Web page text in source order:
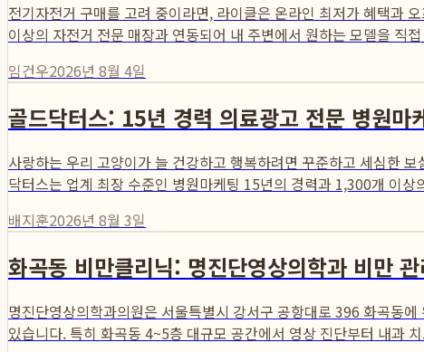
전기자전거 구매를 고려 중이라면, 라이클은 온라인 최저가 혜택과
이상의 자전거 전문 매장과 연동되어 내 주변에서 원하는 모델을 직
임건우2026년 8월 4일
골드닥터스: 15년 경력 의료광고 전문 병원마
사랑하는 우리 고양이가 늘 건강하고 행복하려면 꾸준하고 세심한
닥터스는 업계 최장 수준인 병원마케팅 15년의 경력과 1,300개 이상
배지훈2026년 8월 3일
화곡동 비만클리닉: 명진단영상의학과 비
명진단영상의학과의원은 서울특별시 강서구 공항대로 396 화곡동
있습니다. 특히 화곡동 4~5층 대규모 공간에서 영상 진단부터 내과